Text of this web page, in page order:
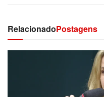
RelacionadoPostagens